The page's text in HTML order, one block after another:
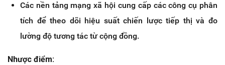
Các nền tảng mạng xã hội cung cấp các công cụ phân
tích để theo dõi hiệu suất chiến lược tiếp thị và đo
lường độ tương tác từ cộng đồng.
Nhược điểm: